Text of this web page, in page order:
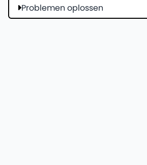
Problemen oplossen